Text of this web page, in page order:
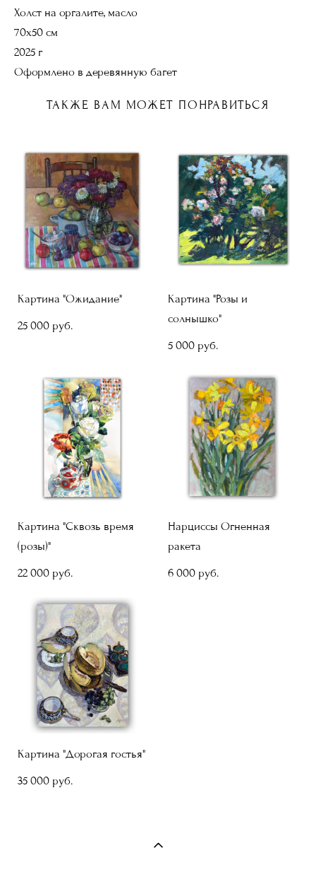
Холст на оргалите, масло
70х50 см
2025 г
Оформлено в деревянную багет
ТАКЖЕ ВАМ МОЖЕТ ПОНРАВИТЬСЯ
Картина "Ожидание"
25 000 pуб.
Картина "Розы и
солнышко"
5 000 pуб.
Картина "Сквозь время
(розы)"
22 000 pуб.
Нарциссы Огненная
ракета
6 000 pуб.
Картина "Дорогая гостья"
35 000 pуб.